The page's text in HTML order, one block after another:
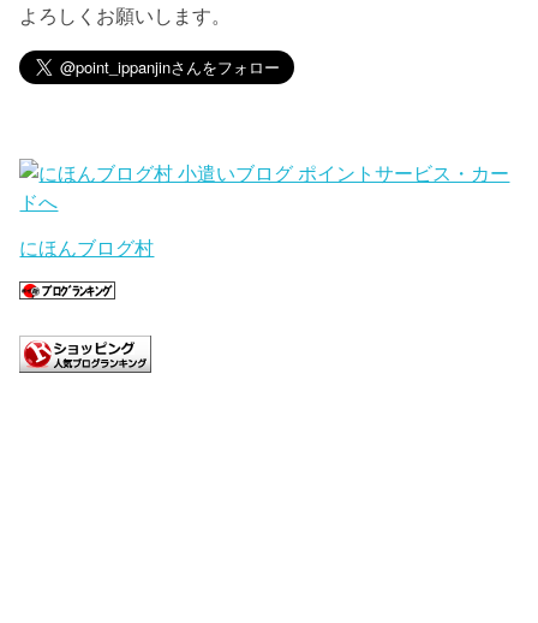
よろしくお願いします。
にほんブログ村